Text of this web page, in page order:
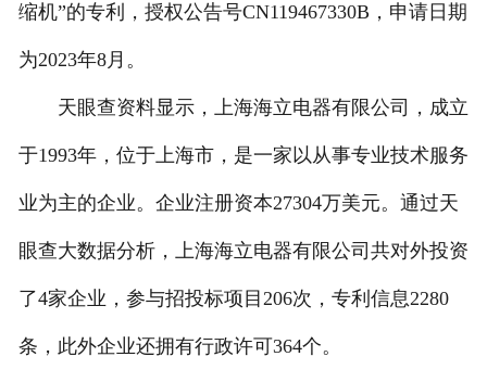
售后服务
联系我们
客户留言
人才招聘
缩机”的专利，授权公告号CN119467330B，申请日期
为2023年8月。
天眼查资料显示，上海海立电器有限公司，成立
于1993年，位于上海市，是一家以从事专业技术服务
业为主的企业。企业注册资本27304万美元。通过天
眼查大数据分析，上海海立电器有限公司共对外投资
了4家企业，参与招投标项目206次，专利信息2280
条，此外企业还拥有行政许可364个。